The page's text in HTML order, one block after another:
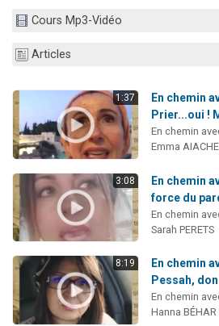
3 personnes viennent de faire un don
Cours Mp3-Vidéo
Articles
1:37
En chemin
Prier...oui !
En chemin
Emma AIACHE
3:08
En chemin
force du
En chemin
Sarah PERETS
8:19
En chemin
Pessah,
En chemin
Hanna BÉHAR